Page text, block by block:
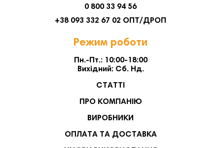
0 800 33 94 56
+38 093 332 67 02 ОПТ/ДРОП
Режим роботи
Пн.-Пт.: 10:00-18:00
Вихідний: Сб. Нд.
СТАТТІ
ПРО КОМПАНІЮ
ВИРОБНИКИ
ОПЛАТА ТА ДОСТАВКА